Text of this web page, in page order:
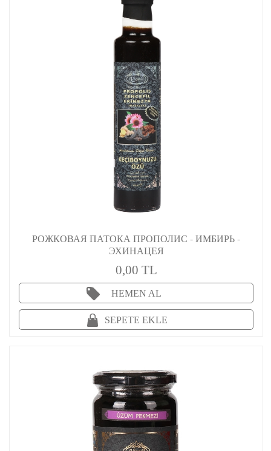
РОЖКОВАЯ ПАТОКА ПРОПОЛИС - ИМБИРЬ -
ЭХИНАЦЕЯ
0,00 TL
HEMEN AL
SEPETE EKLE